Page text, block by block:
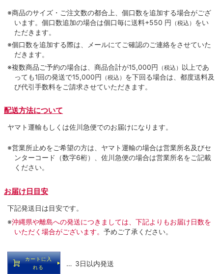
※商品のサイズ・ご注文数の都合上、個口数を追加する場合がござ
います。個口数追加の場合は個口毎に送料+550 円 （税込） をい
ただきます。
※個口数を追加する際は、メールにてご確認のご連絡をさせていた
だきます。
※複数商品ご予約の場合は、商品合計が15,000円 （税込） 以上であ
っても1回の発送で15,000円 （税込） を下回る場合は、都度送料及
び代引手数料をご請求させていただきます。
配送方法について
ヤマト運輸もしくは佐川急便でのお届けになります。
※営業所止めをご希望の方は、ヤマト運輸の場合は営業所名及びセ
ンターコード（数字6桁）、佐川急便の場合は営業所名をご記載
ください。
お届け日目安
下記発送日は目安です。
※沖縄県や離島への発送につきましては、下記よりもお届け日数を
いただく場合がございます。 予めご了承ください。
カートに入
れる
… 3日以内発送